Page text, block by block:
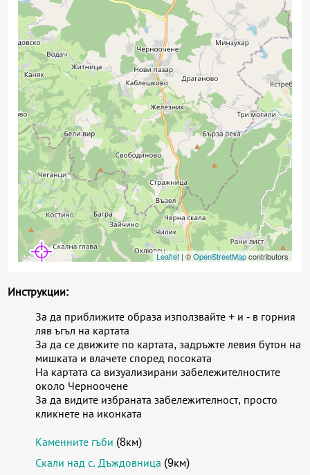
Leaflet| ©OpenStreetMapcontributors
Инструкции:
За да приближите образа използвайте + и - в горния
ляв ъгъл на картата
За да се движите по картата, задръжте левия бутон на
мишката и влачете според посоката
На картата са визуализирани забележителностите
около Черноочене
За да видите избраната забележителност, просто
кликнете на иконката
Каменните гъби (8км)
Скали над с. Дъждовница (9км)